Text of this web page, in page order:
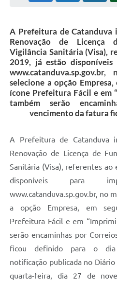
Projetos
Links
Telefones Úteis
A Prefeitura
Jornal
Agenda
SIC
Diário Oficial
Editais
A Prefeitura de Catanduva
Renovação de Licença
Vigilância Sanitária (Visa),
2019, já estão
selecione a opção
ícone Prefeitura Fácil e em
também serão
vencimento da fatura
A Prefeitura de Catanduva
Renovação de Licença de
Sanitária (Visa), referentes ao
disponíveis para
www.catanduva.sp.gov.br, no
a opção Empresa, em
Prefeitura Fácil e em
serão encaminhas por
ficou definido para o dia
notificação publicada no
quarta-feira, dia 27 de